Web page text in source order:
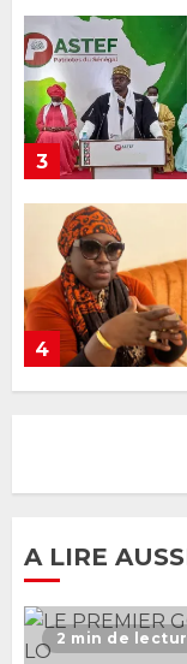
4
5
A LIRE
2 min de